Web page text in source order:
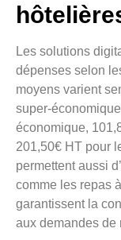
Les solutions
dépenses selon
moyens varient
super-
économique,
201,50€ HT pour
permettent aussi
comme les repas
garantissent la
aux demandes de